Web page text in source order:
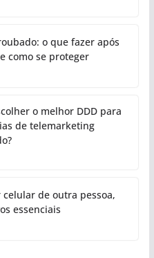
o que fazer após
como se proteger
o melhor DDD para
de telemarketing
celular de outra pessoa,
essenciais